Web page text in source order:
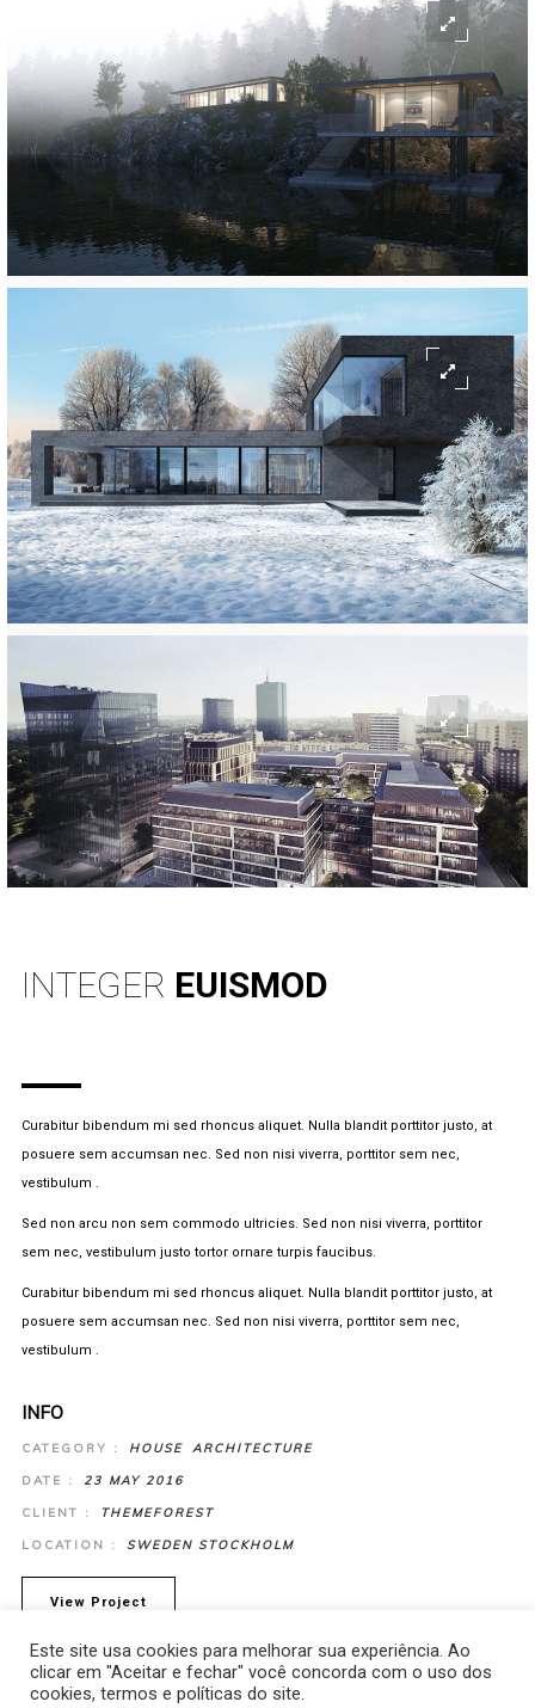
INTEGER EUISMOD
Curabitur bibendum mi sed rhoncus aliquet. Nulla blandit porttitor justo, at
posuere sem accumsan nec. Sed non nisi viverra, porttitor sem nec,
vestibulum .
Sed non arcu non sem commodo ultricies. Sed non nisi viverra, porttitor
sem nec, vestibulum justo tortor ornare turpis faucibus.
Curabitur bibendum mi sed rhoncus aliquet. Nulla blandit porttitor justo, at
posuere sem accumsan nec. Sed non nisi viverra, porttitor sem nec,
vestibulum .
INFO
CATEGORY : HOUSE ARCHITECTURE
DATE : 23 MAY 2016
CLIENT : THEMEFOREST
LOCATION : SWEDEN STOCKHOLM
View Project
Este site usa cookies para melhorar sua experiência. Ao
clicar em "Aceitar e fechar" você concorda com o uso dos
cookies, termos e políticas do site.